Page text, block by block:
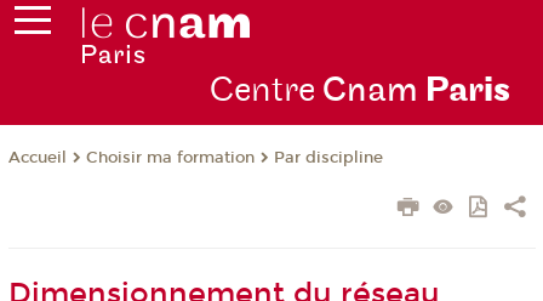
Centre Cnam Paris
Accueil Choisir ma formation Par discipline
Dimensionnement du réseau